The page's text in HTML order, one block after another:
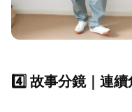
4️⃣ 故事分鏡｜連